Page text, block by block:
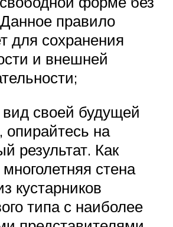
правило
для сохранения
и внешней
своей будущей
опирайтесь на
результат. Как
стена
кустарников
типа с наиболее